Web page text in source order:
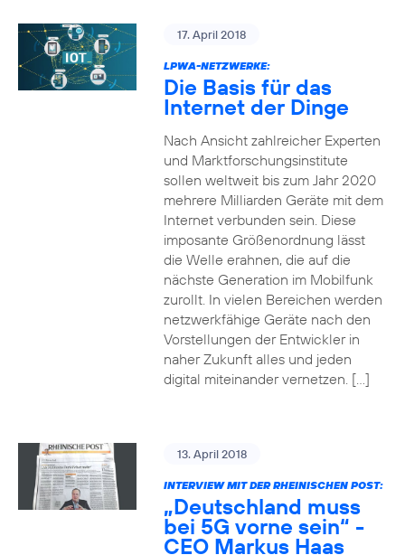
17. April 2018
LPWA-NETZWERKE:
Die Basis für das
Internet der Dinge
Nach Ansicht zahlreicher Experten
und Marktforschungsinstitute
sollen weltweit bis zum Jahr 2020
mehrere Milliarden Geräte mit dem
Internet verbunden sein. Diese
imposante Größenordnung lässt
die Welle erahnen, die auf die
nächste Generation im Mobilfunk
zurollt. In vielen Bereichen werden
netzwerkfähige Geräte nach den
Vorstellungen der Entwickler in
naher Zukunft alles und jeden
digital miteinander vernetzen. […]
13. April 2018
INTERVIEW MIT DER RHEINISCHEN POST:
„Deutschland muss
bei 5G vorne sein“ -
CEO Markus Haas